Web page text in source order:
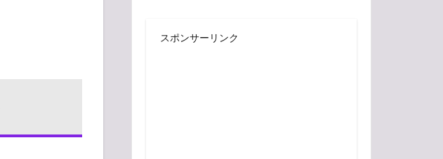
スポンサーリンク